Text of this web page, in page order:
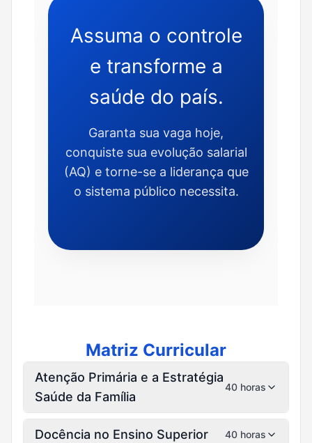
Assuma o controle
e transforme a
saúde do país.
Garanta sua vaga hoje,
conquiste sua evolução salarial
(AQ) e torne-se a liderança que
o sistema público necessita.
Matriz Curricular
Atenção Primária e a Estratégia
Saúde da Família
40 horas
Docência no Ensino Superior 40 horas